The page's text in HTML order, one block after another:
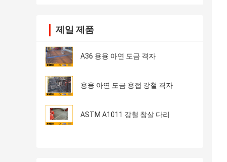
제일 제품
A36 용융 아연 도금 격자
용융 아연 도금 용접 강철 격자
ASTM A1011 강철 창살 다리